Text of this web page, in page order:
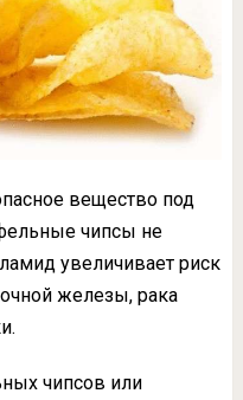
вещество под
чипсы не
увеличивает риск
железы, рака
чипсов или